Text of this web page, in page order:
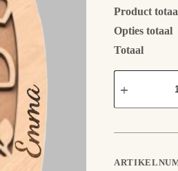
Product
Opties totaal
Totaal
Hart
doosje
aantal